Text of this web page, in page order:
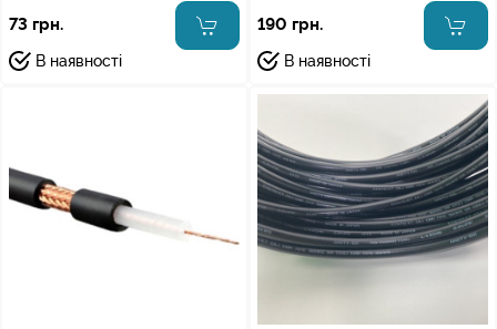
73 грн.
В наявності
190 грн.
В наявності